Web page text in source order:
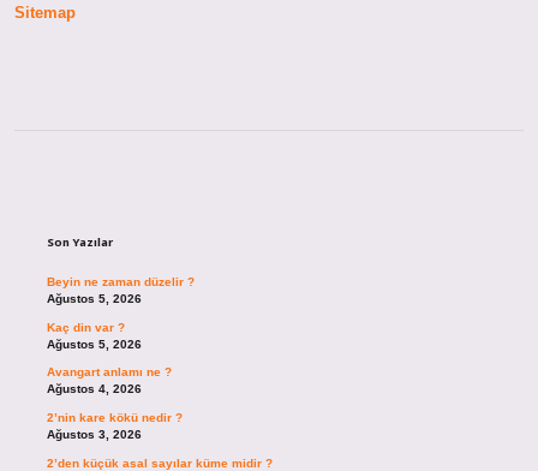
Sitemap
Son Yazılar
Beyin ne zaman düzelir ?
Ağustos 5, 2026
Kaç din var ?
Ağustos 5, 2026
Avangart anlamı ne ?
Ağustos 4, 2026
2’nin kare kökü nedir ?
Ağustos 3, 2026
2’den küçük asal sayılar küme midir ?